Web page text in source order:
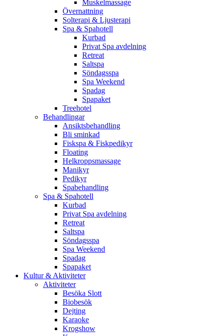
Muskelmassage
Övernattning
Solterapi & Ljusterapi
Spa & Spahotell
Kurbad
Privat Spa avdelning
Retreat
Saltspa
Söndagsspa
Spa Weekend
Spadag
Spapaket
Treehotel
Behandlingar
Ansiktsbehandling
Bli sminkad
Fiskspa & Fiskpedikyr
Floating
Helkroppsmassage
Manikyr
Pedikyr
Spabehandling
Spa & Spahotell
Kurbad
Privat Spa avdelning
Retreat
Saltspa
Söndagsspa
Spa Weekend
Spadag
Spapaket
Kultur & Aktiviteter
Aktiviteter
Besöka Slott
Biobesök
Dejting
Karaoke
Krogshow